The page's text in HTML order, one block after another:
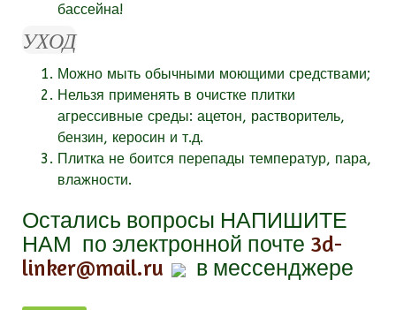
бассейна!
УХОД
Можно мыть обычными моющими средствами;
Нельзя применять в очистке плитки
агрессивные среды: ацетон, растворитель,
бензин, керосин и т.д.
Плитка не боится перепады температур, пара,
влажности.
Остались вопросы НАПИШИТЕ
НАМ по электронной почте 3d-
linker@mail.ru
в мессенджере